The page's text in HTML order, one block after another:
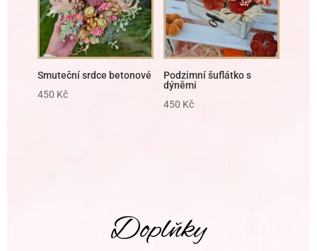
Smuteční srdce betonové
450 Kč
Podzimní šuflátko s
dýněmi
450 Kč
Doplňky